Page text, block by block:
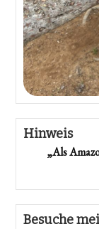
Hinweis
„Als
Besuche